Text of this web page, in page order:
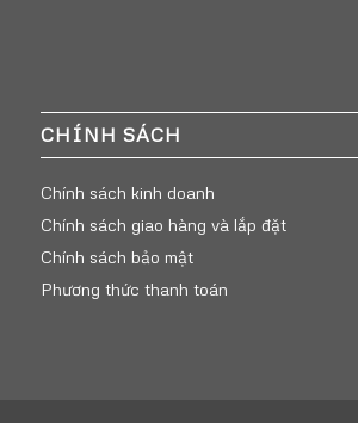
CHÍNH SÁCH
Chính sách kinh doanh
Chính sách giao hàng và lắp đặt
Chính sách bảo mật
Phương thức thanh toán